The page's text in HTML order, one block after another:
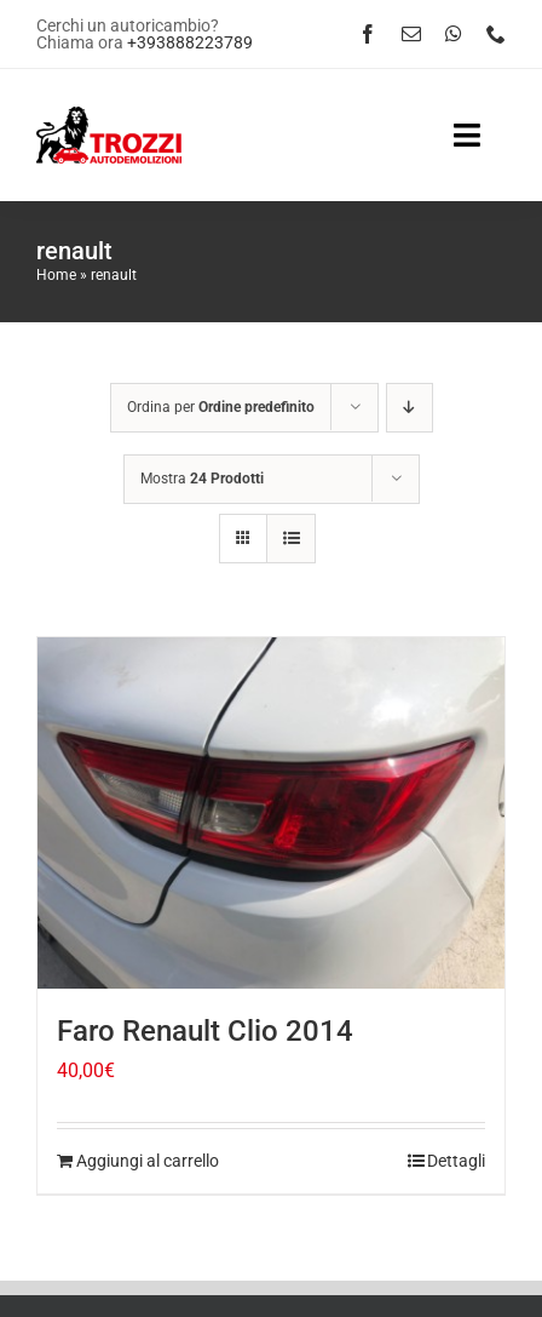
SaltaCerchi un autoricambio?
Chiama ora +393888223789
Toggle
Contattaci
renault
Home » renault
Ordina per Ordine predefinito
Mostra 24 Prodotti
Faro Renault Clio 2014
40,00€
Aggiungi al carrello Dettagli